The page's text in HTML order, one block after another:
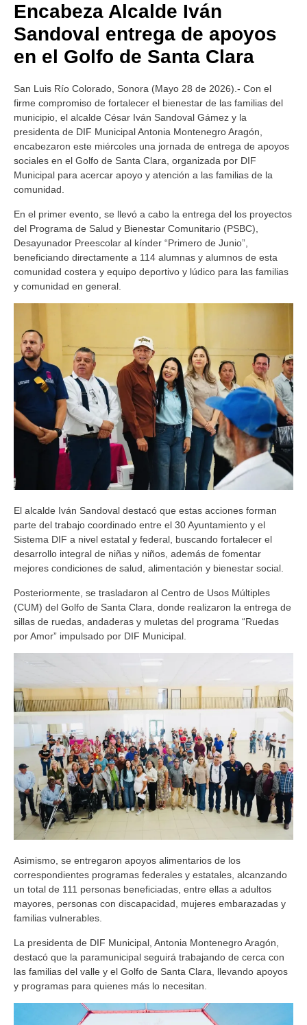
Encabeza Alcalde Iván
Sandoval entrega de apoyos
en el Golfo de Santa Clara
San Luis Río Colorado, Sonora (Mayo 28 de 2026).- Con el
firme compromiso de fortalecer el bienestar de las familias del
municipio, el alcalde César Iván Sandoval Gámez y la
presidenta de DIF Municipal Antonia Montenegro Aragón,
encabezaron este miércoles una jornada de entrega de apoyos
sociales en el Golfo de Santa Clara, organizada por DIF
Municipal para acercar apoyo y atención a las familias de la
comunidad.
En el primer evento, se llevó a cabo la entrega del los proyectos
del Programa de Salud y Bienestar Comunitario (PSBC),
Desayunador Preescolar al kínder “Primero de Junio”,
beneficiando directamente a 114 alumnas y alumnos de esta
comunidad costera y equipo deportivo y lúdico para las familias
y comunidad en general.
El alcalde Iván Sandoval destacó que estas acciones forman
parte del trabajo coordinado entre el 30 Ayuntamiento y el
Sistema DIF a nivel estatal y federal, buscando fortalecer el
desarrollo integral de niñas y niños, además de fomentar
mejores condiciones de salud, alimentación y bienestar social.
Posteriormente, se trasladaron al Centro de Usos Múltiples
(CUM) del Golfo de Santa Clara, donde realizaron la entrega de
sillas de ruedas, andaderas y muletas del programa “Ruedas
por Amor” impulsado por DIF Municipal.
Asimismo, se entregaron apoyos alimentarios de los
correspondientes programas federales y estatales, alcanzando
un total de 111 personas beneficiadas, entre ellas a adultos
mayores, personas con discapacidad, mujeres embarazadas y
familias vulnerables.
La presidenta de DIF Municipal, Antonia Montenegro Aragón,
destacó que la paramunicipal seguirá trabajando de cerca con
las familias del valle y el Golfo de Santa Clara, llevando apoyos
y programas para quienes más lo necesitan.